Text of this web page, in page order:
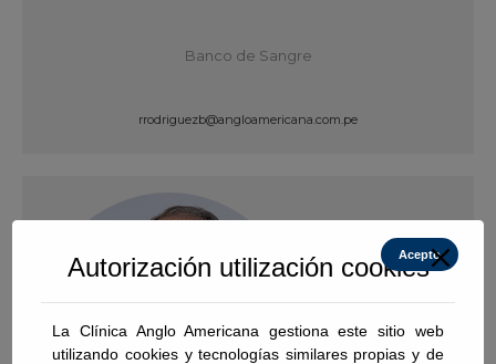
Banco de Sangre
rrodriguezb@angloamericana.com.pe
Autorización utilización cookies
La Clínica Anglo Americana gestiona este sitio web
utilizando cookies y tecnologías similares propias y de
Acepto